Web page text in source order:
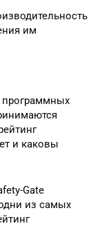
им
программных
и каковы
Gate
из самых